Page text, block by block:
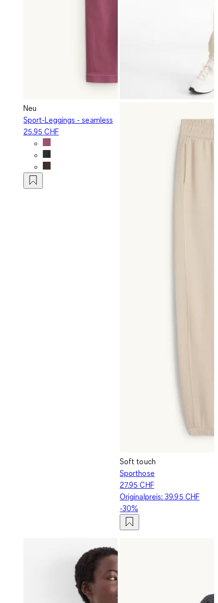
Neu
Sport-Leggings - seamless
25.95 CHF
Soft touch
Sporthose
27.95 CHF
Originalpreis:39.95 CHF
-30%